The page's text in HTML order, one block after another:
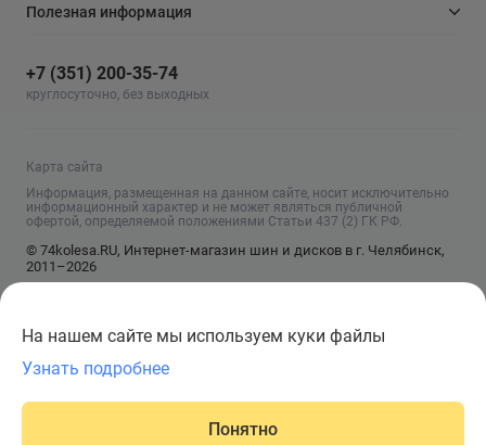
Полезная информация
+7 (351) 200-35-74
круглосуточно, без выходных
Карта сайта
Информация, размещенная на данном сайте, носит исключительно
информационный характер и не может являться публичной
офертой, определяемой положениями Статьи 437 (2) ГК РФ.
© 74kolesa.RU, Интернет-магазин шин и дисков в г. Челябинск,
2011–2026
На нашем сайте мы используем куки файлы
Узнать подробнее
Понятно